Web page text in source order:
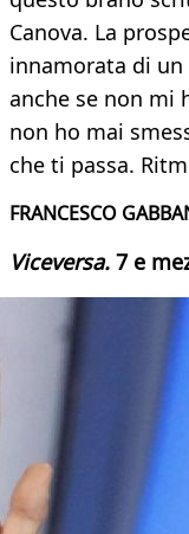
Canova. La
innamorata di un
anche se non mi
non ho mai
che ti passa.
FRANCESCO
Viceversa. 7 e